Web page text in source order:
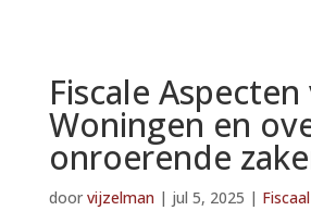
Fiscale Aspecten
Woningen en
onroerende
door vijzelman| jul 5, 2025 |